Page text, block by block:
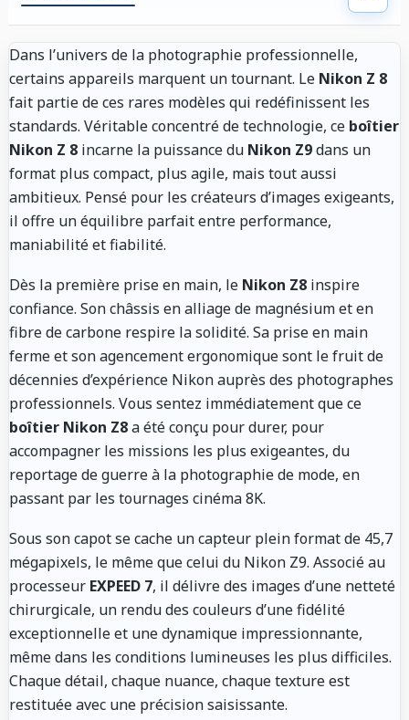
Dans l’univers de la photographie professionnelle,
certains appareils marquent un tournant. Le Nikon Z 8
fait partie de ces rares modèles qui redéfinissent les
standards. Véritable concentré de technologie, ce boîtier
Nikon Z 8 incarne la puissance du Nikon Z9dans un
format plus compact, plus agile, mais tout aussi
ambitieux. Pensé pour les créateurs d’images exigeants,
il offre un équilibre parfait entre performance,
maniabilité et fiabilité.
Dès la première prise en main, le Nikon Z8 inspire
confiance. Son châssis en alliage de magnésium et en
fibre de carbone respire la solidité. Sa prise en main
ferme et son agencement ergonomique sont le fruit de
décennies d’expérience Nikon auprès des photographes
professionnels. Vous sentez immédiatement que ce
boîtier Nikon Z8a été conçu pour durer, pour
accompagner les missions les plus exigeantes, du
reportage de guerre à la photographie de mode, en
passant par les tournages cinéma 8K.
Sous son capot se cache un capteur plein format de 45,7
mégapixels, le même que celui du Nikon Z9. Associé au
processeur EXPEED 7, il délivre des images d’une netteté
chirurgicale, un rendu des couleurs d’une fidélité
exceptionnelle et une dynamique impressionnante,
même dans les conditions lumineuses les plus difficiles.
Chaque détail, chaque nuance, chaque texture est
restituée avec une précision saisissante.